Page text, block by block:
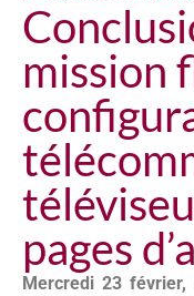
mission
pages
Mercredi 23 février,